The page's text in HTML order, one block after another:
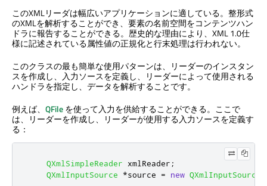
このXMLリーダは幅広いアプリケーションに適している。整形式
のXMLを解析することができ、要素の名前空間をコンテンツハン
ドラに報告することができる。歴史的な理由により、XML 1.0仕
様に記述されている属性値の正規化と行末処理は行われない。
このクラスの最も簡単な使用パターンは、リーダーのインスタン
スを作成し、入力ソースを定義し、リーダーによって使用される
ハンドラを指定し、データを解析することです。
例えば、 QFileを使って入力を供給することができる。ここで
は、リーダーを作成し、リーダーが使用する入力ソースを定義す
る：
QXmlSimpleReader xmlReader ;
QXmlInputSource
*source = new QXmlInputSource